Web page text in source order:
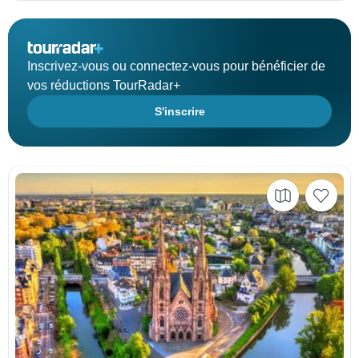
Inscrivez-vous ou connectez-vous pour bénéficier de
vos réductions TourRadar+
S'inscrire